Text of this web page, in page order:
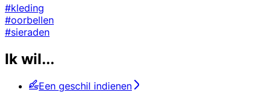
#kleding
#oorbellen
#sieraden
Ik wil...
Een geschil indienen